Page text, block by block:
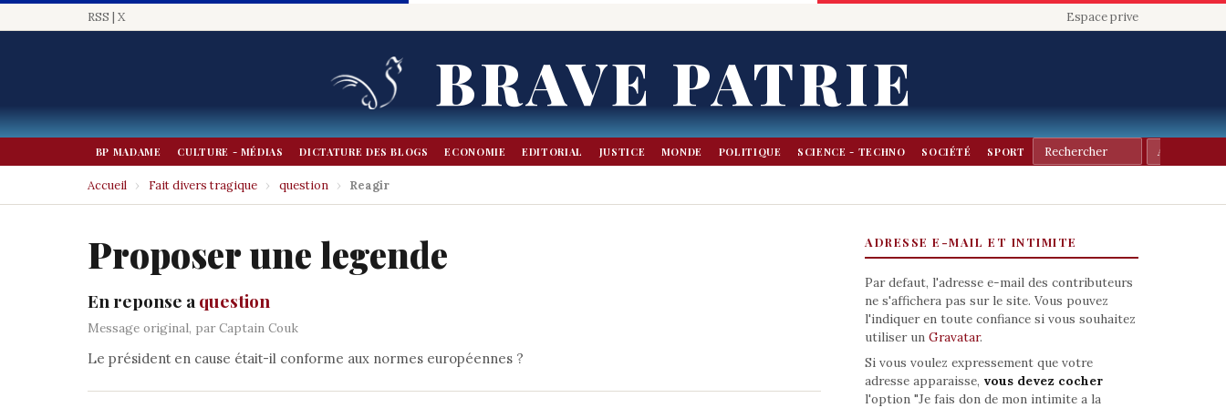
RSS | X Espace prive
BRAVE PATRIE
BP MADAME CULTURE - MÉDIAS DICTATURE DES BLOGS ECONOMIE EDITORIAL JUSTICE MONDE POLITIQUE SCIENCE - TECHNO SOCIÉTÉ SPORT
Accueil › Fait divers tragique › question › Reagir
Proposer une legende
En reponse aquestion
Message original, par Captain Couk
Le président en cause était-il conforme aux normes européennes ?
ADRESSE E-MAIL ET INTIMITE
Par defaut, l'adresse e-mail des contributeurs
ne s'affichera pas sur le site. Vous pouvez
l'indiquer en toute confiance si vous souhaitez
utiliser un Gravatar.
Si vous voulez expressement que votre
adresse apparaisse, vous devez cocher
l'option "Je fais don de mon intimite a la